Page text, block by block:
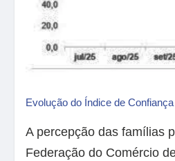
Evolução do Índice de
A percepção das famílias
Federação do Comércio